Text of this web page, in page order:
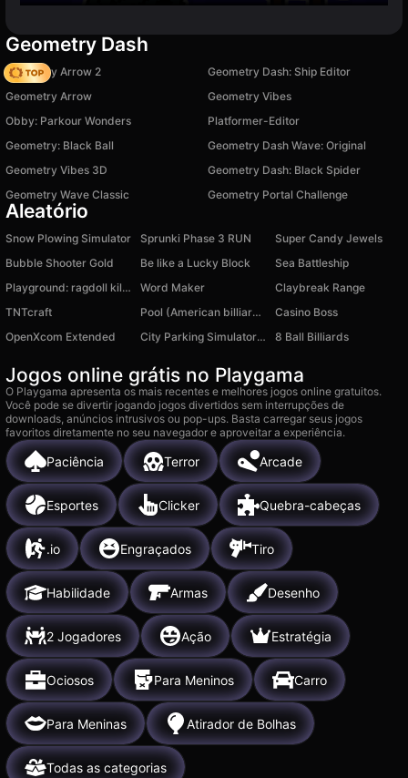
Geometry Dash
Geometry Arrow 2
Geometry Dash: Ship Editor
Geometry Arrow
Geometry Vibes
Obby: Parkour Wonders
Platformer-Editor
Geometry: Black Ball
Geometry Dash Wave: Original
Geometry Vibes 3D
Geometry Dash: Black Spider
Geometry Wave Classic
Geometry Portal Challenge
Aleatório
Snow Plowing Simulator Sprunki Phase 3 RUN
Super Candy Jewels
Bubble Shooter Gold
Be like a Lucky Block
Sea Battleship
Playground: ragdoll killer antistress
Word Maker
Claybreak Range
TNTcraft
Pool (American billiards)
Casino Boss
OpenXcom Extended
City Parking Simulator 2D 8 Ball Billiards
Jogos online grátis no Playgama
O Playgama apresenta os mais recentes e melhores jogos online gratuitos.
Você pode se divertir jogando jogos divertidos sem interrupções de
downloads, anúncios intrusivos ou pop-ups. Basta carregar seus jogos
favoritos diretamente no seu navegador e aproveitar a experiência.
Paciência Terror Arcade
Esportes Clicker Quebra-cabeças
.io Engraçados Tiro
Habilidade Armas Desenho
2 Jogadores Ação Estratégia
Ociosos Para Meninos Carro
Para Meninas Atirador de Bolhas
Todas as categorias